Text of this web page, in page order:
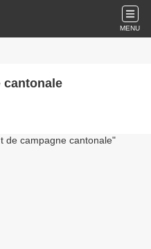
MENU
cantonale